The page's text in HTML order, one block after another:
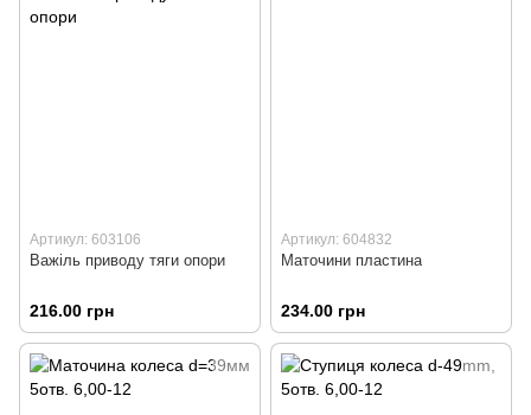
Артикул: 603106
Важіль приводу тяги опори
216.00 грн
Артикул: 604832
Маточини пластина
234.00 грн